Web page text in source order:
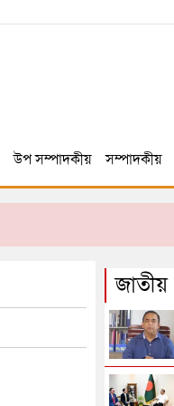
উপ সম্পাদকীয় সম্পাদকীয়
জাতীয়